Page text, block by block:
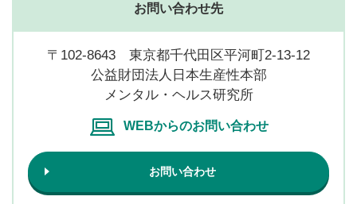
お問い合わせ先
〒102-8643 東京都千代田区平河町2-13-12
公益財団法人日本生産性本部
メンタル・ヘルス研究所
WEBからのお問い合わせ
お問い合わせ